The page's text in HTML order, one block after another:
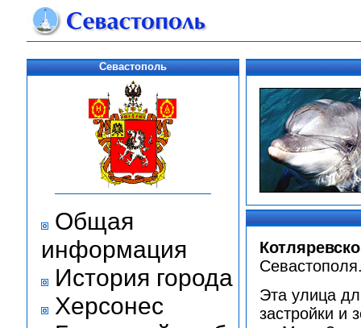
Севастополь
Общая
информация
История города
Херсонес
Эта улица
застройки и